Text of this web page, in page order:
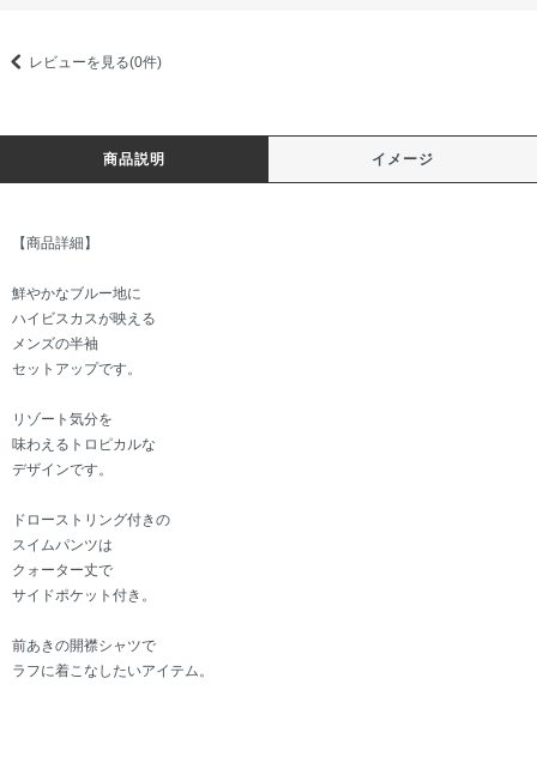
レビューを見る(0件)
商品説明 イメージ
【商品詳細】
鮮やかなブルー地に
ハイビスカスが映える
メンズの半袖
セットアップです。
リゾート気分を
味わえるトロピカルな
デザインです。
ドローストリング付きの
スイムパンツは
クォーター丈で
サイドポケット付き。
前あきの開襟シャツで
ラフに着こなしたいアイテム。